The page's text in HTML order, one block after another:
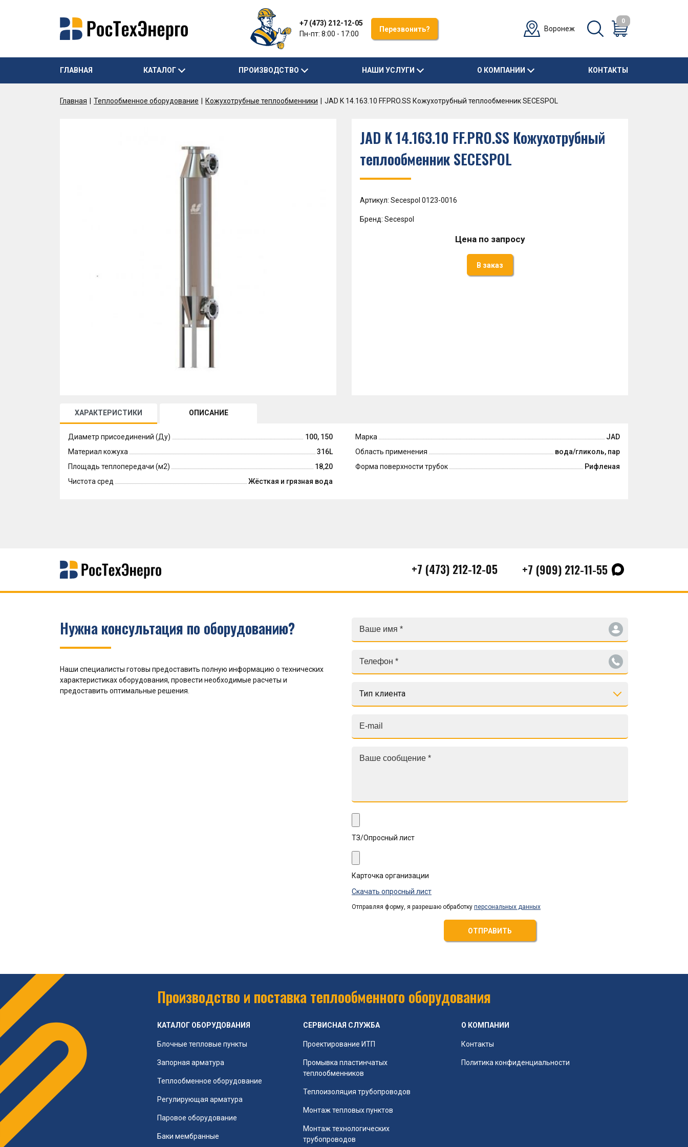
+7 (473) 212-12-05
Пн-пт: 8:00 - 17:00
Перезвонить? Воронеж
0
ГЛАВНАЯ КАТАЛОГ ПРОИЗВОДСТВО НАШИ УСЛУГИ О КОМПАНИИ КОНТАКТЫ
Главная Теплообменное оборудование Кожухотрубные теплообменники JAD K 14.163.10 FF.PRO.SS Кожухотрубный теплообменник SECESPOL
JAD K 14.163.10 FF.PRO.SS Кожухотрубный
теплообменник SECESPOL
Артикул: Secespol 0123-0016
Бренд: Secespol
Цена по запросу
В заказ
ХАРАКТЕРИСТИКИ ОПИСАНИЕ
Диаметр присоединений (Ду) 100, 150 Марка
JAD
Материал кожуха
316L Область применения
вода/гликоль, пар
Площадь теплопередачи (м2)
18,20 Форма поверхности трубок
Рифленая
Чистота сред
Жёсткая и грязная вода
+7 (473) 212-12-05 +7 (909) 212-11-55
Нужна консультация по оборудованию?
Наши специалисты готовы предоставить полную информацию о технических
характеристиках оборудования, провести необходимые расчеты и
предоставить оптимальные решения.
Тип клиента
ТЗ/Опросный лист
Карточка организации
Скачать опросный лист
Отправляя форму, я разрешаю обработку персональных данных
ОТПРАВИТЬ
Производство и поставка теплообменного оборудования
КАТАЛОГ ОБОРУДОВАНИЯ
Блочные тепловые пункты
Запорная арматура
Теплообменное оборудование
Регулирующая арматура
Паровое оборудование
Баки мембранные
СЕРВИСНАЯ СЛУЖБА
Проектирование ИТП
Промывка пластинчатых
теплообменников
Теплоизоляция трубопроводов
Монтаж тепловых пунктов
Монтаж технологических
трубопроводов
О КОМПАНИИ
Контакты
Политика конфиденциальности